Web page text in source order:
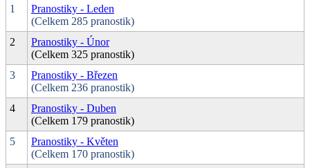
1
Pranostiky - Leden
(Celkem 285 pranostik)
2
Pranostiky - Únor
(Celkem 325 pranostik)
3
Pranostiky - Březen
(Celkem 236 pranostik)
4
Pranostiky - Duben
(Celkem 179 pranostik)
5
Pranostiky - Květen
(Celkem 170 pranostik)